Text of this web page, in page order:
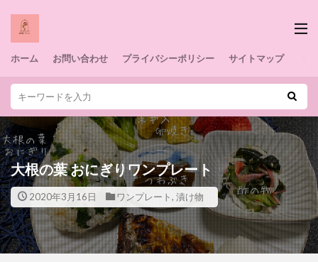
ホーム お問い合わせ プライバシーポリシー サイトマップ
大根の葉 おにぎりワンプレート
2020年3月16日 ワンプレート, 漬け物